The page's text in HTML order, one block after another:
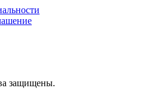
защищены.